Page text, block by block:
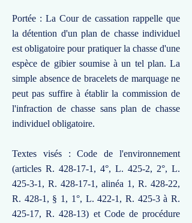
Portée : La Cour de cassation rappelle que
la détention d'un plan de chasse individuel
est obligatoire pour pratiquer la chasse d'une
espèce de gibier soumise à un tel plan. La
simple absence de bracelets de marquage ne
peut pas suffire à établir la commission de
l'infraction de chasse sans plan de chasse
individuel obligatoire.
Textes visés : Code de l'environnement
(articles R. 428-17-1, 4°, L. 425-2, 2°, L.
425-3-1, R. 428-17-1, alinéa 1, R. 428-22,
R. 428-1, § 1, 1°, L. 422-1, R. 425-3 à R.
425-17, R. 428-13) et Code de procédure